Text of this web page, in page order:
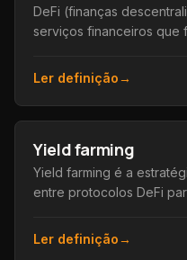
DeFi (finanças
serviços financeiros que
intermediários.
Ler definição→
Yield farming
Yield farming é a
entre protocolos DeFi
Ler definição→